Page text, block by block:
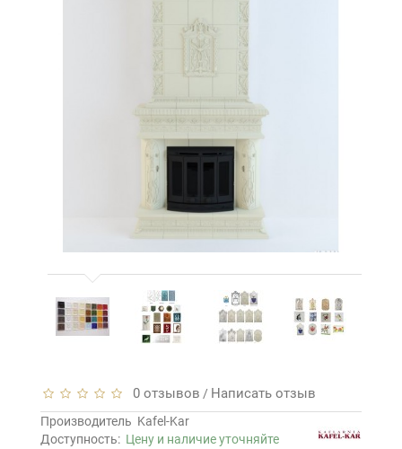
0 отзывов / Написать отзыв
Производитель Kafel-Kar
Доступность: Цену и наличие уточняйте